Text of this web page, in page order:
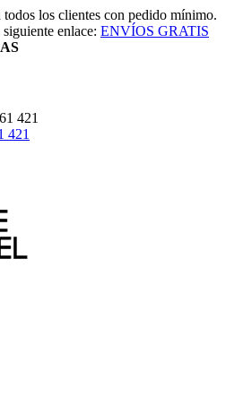
todos los clientes con pedido mínimo.
enlace: ENVÍOS GRATIS
421
421